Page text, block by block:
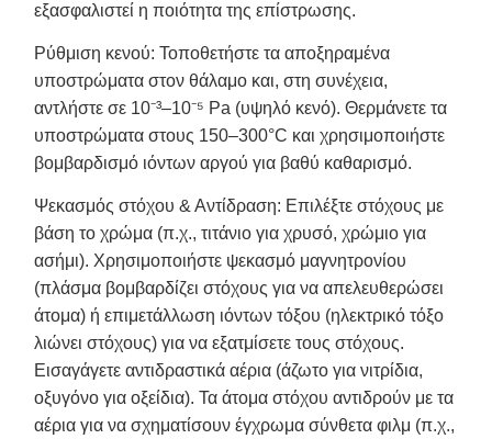
εξασφαλιστεί η ποιότητα της επίστρωσης.
Ρύθμιση κενού: Τοποθετήστε τα αποξηραμένα
υποστρώματα στον θάλαμο και, στη συνέχεια,
αντλήστε σε 10⁻³–10⁻⁵ Pa (υψηλό κενό). Θερμάνετε τα
υποστρώματα στους 150–300°C και χρησιμοποιήστε
βομβαρδισμό ιόντων αργού για βαθύ καθαρισμό.
Ψεκασμός στόχου & Αντίδραση: Επιλέξτε στόχους με
βάση το χρώμα (π.χ., τιτάνιο για χρυσό, χρώμιο για
ασήμι). Χρησιμοποιήστε ψεκασμό μαγνητρονίου
(πλάσμα βομβαρδίζει στόχους για να απελευθερώσει
άτομα) ή επιμετάλλωση ιόντων τόξου (ηλεκτρικό τόξο
λιώνει στόχους) για να εξατμίσετε τους στόχους.
Εισαγάγετε αντιδραστικά αέρια (άζωτο για νιτρίδια,
οξυγόνο για οξείδια). Τα άτομα στόχου αντιδρούν με τα
αέρια για να σχηματίσουν έγχρωμα σύνθετα φιλμ (π.χ.,